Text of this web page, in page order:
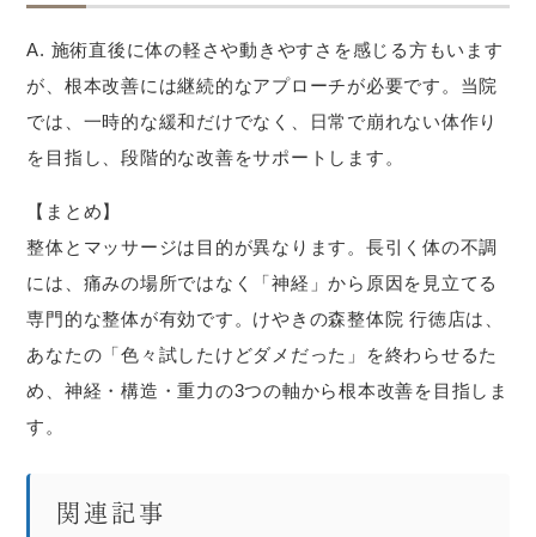
A. 施術直後に体の軽さや動きやすさを感じる方もいます
が、根本改善には継続的なアプローチが必要です。当院
では、一時的な緩和だけでなく、日常で崩れない体作り
を目指し、段階的な改善をサポートします。
【まとめ】
整体とマッサージは目的が異なります。長引く体の不調
には、痛みの場所ではなく「神経」から原因を見立てる
専門的な整体が有効です。けやきの森整体院 行徳店は、
あなたの「色々試したけどダメだった」を終わらせるた
め、神経・構造・重力の3つの軸から根本改善を目指しま
す。
関連記事